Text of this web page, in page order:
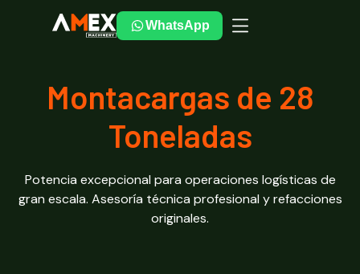
WhatsApp
Montacargas de 28
Toneladas
Potencia excepcional para operaciones logísticas de
gran escala. Asesoría técnica profesional y refacciones
originales.